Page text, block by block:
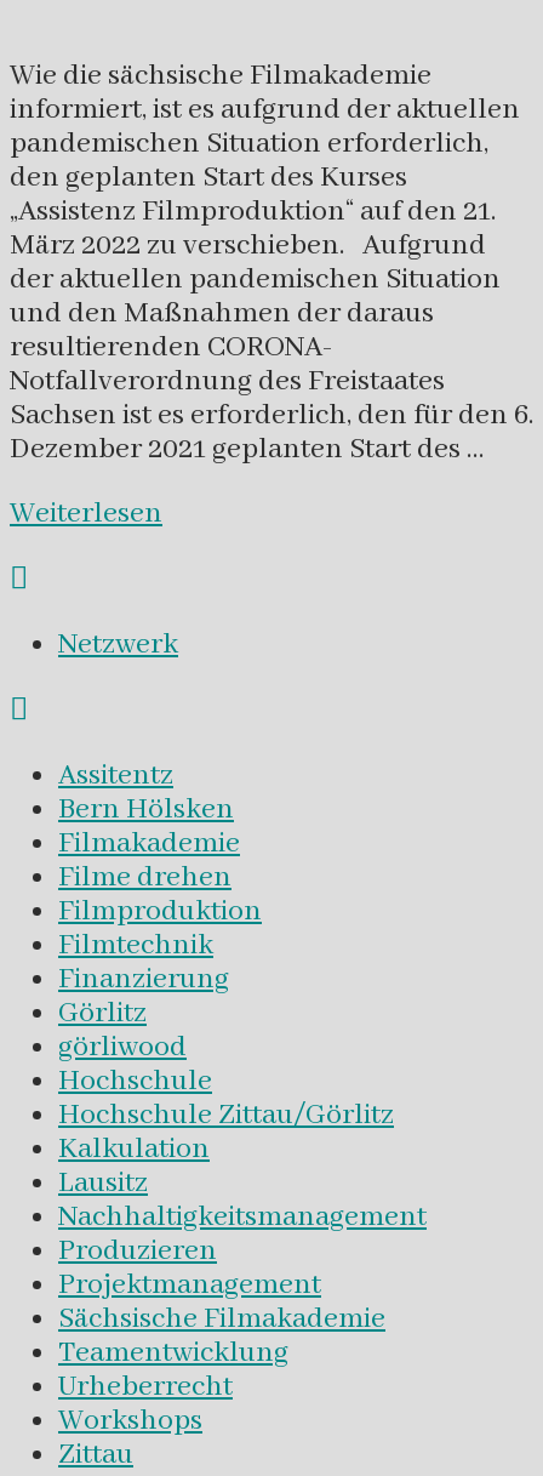
Wie die sächsische Filmakademie
informiert, ist es aufgrund der aktuellen
pandemischen Situation erforderlich,
den geplanten Start des Kurses
„Assistenz Filmproduktion“ auf den 21.
März 2022 zu verschieben. Aufgrund
der aktuellen pandemischen Situation
und den Maßnahmen der daraus
resultierenden CORONA-
Notfallverordnung des Freistaates
Sachsen ist es erforderlich, den für den 6.
Dezember 2021 geplanten Start des …
Weiterlesen
Netzwerk
Assitentz
Bern Hölsken
Filmakademie
Filme drehen
Filmproduktion
Filmtechnik
Finanzierung
Görlitz
görliwood
Hochschule
Hochschule Zittau/Görlitz
Kalkulation
Lausitz
Nachhaltigkeitsmanagement
Produzieren
Projektmanagement
Sächsische Filmakademie
Teamentwicklung
Urheberrecht
Workshops
Zittau